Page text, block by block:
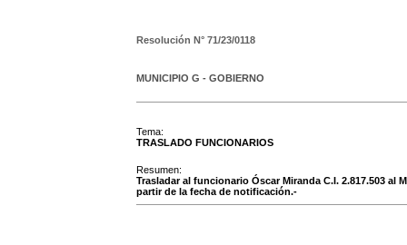
Resolución N° 71/23/0118
MUNICIPIO G - GOBIERNO
Tema:
TRASLADO FUNCIONARIOS
Resumen:
Trasladar al funcionario Óscar Miranda C.I. 2.817.503
partir de la fecha de notificación.-